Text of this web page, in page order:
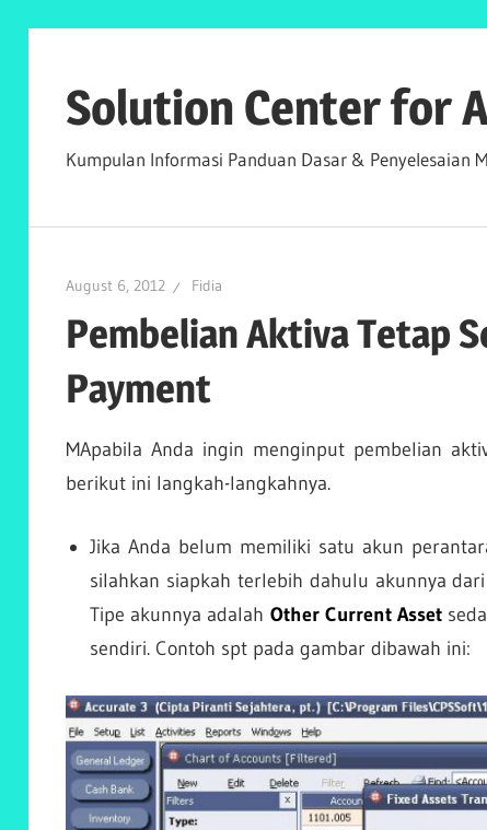
contentSolution Center for
Kumpulan Informasi Panduan Dasar & Penyelesaian
August 6, 2012 Fidia
Pembelian Aktiva Tetap
Payment
MApabila Anda ingin menginput pembelian
berikut ini langkah-langkahnya.
Jika Anda belum memiliki satu akun
silahkan siapkah terlebih dahulu akunnya
Tipe akunnya adalah Other Current Asset
sendiri. Contoh spt pada gambar dibawah ini: